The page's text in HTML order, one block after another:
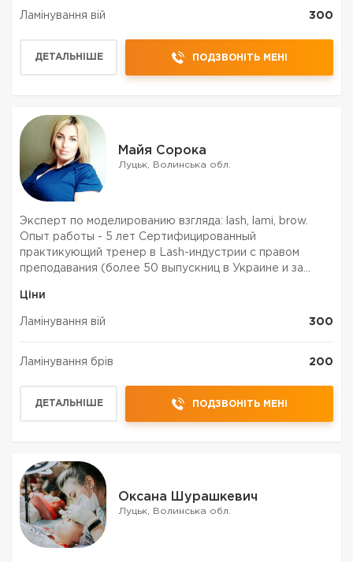
Ламінування вій 300
ДЕТАЛЬНІШЕ ПОДЗВОНІТЬ МЕНІ
Майя Сорока
Луцьк, Волинська обл.
Эксперт по моделированию взгляда: lash, lami, brow.
Опыт работы - 5 лет Сертифицированный
практикующий тренер в Lash-индустрии с правом
преподавания (более 50 выпускниц в Украине и за
индивидуально под студента): - "Классическое
наращивание ресн...
Ціни
Ламінування вій 300
Ламінування брів 200
ДЕТАЛЬНІШЕ ПОДЗВОНІТЬ МЕНІ
Оксана Шурашкевич
Луцьк, Волинська обл.